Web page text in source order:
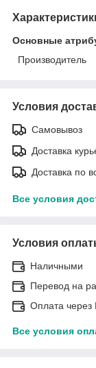
Основные
Производитель
Условия
Самовывоз
Доставка
Доставка по
Все условия
Условия
Наличными
Перевод на
Оплата через
Все условия